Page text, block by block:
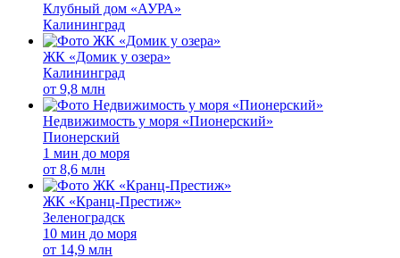
Клубный дом «АУРА»
Калининград
ЖК «Домик у озера»
Калининград
от 9,8 млн
Недвижимость у моря «Пионерский»
Пионерский
1 мин до моря
от 8,6 млн
ЖК «Кранц-Престиж»
Зеленоградск
10 мин до моря
от 14,9 млн